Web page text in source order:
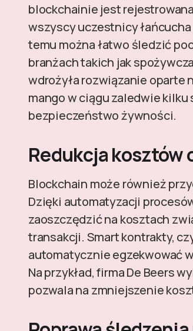
blockchainie jest
wszyscy uczestnicy
temu można łatwo śledzić
branżach takich jak
wdrożyła rozwiązanie oparte
mango w ciągu zaledwie
bezpieczeństwo żywności.
Redukcja kosztów
Blockchain może również
Dzięki automatyzacji
zaoszczędzić na kosztach
transakcji. Smart kontrakty,
automatycznie egzekwować
Na przykład, firma De Beers
pozwala na zmniejszenie